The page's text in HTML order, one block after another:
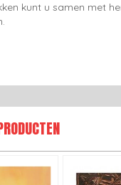
kunt u samen met